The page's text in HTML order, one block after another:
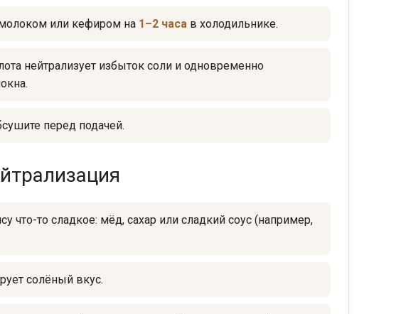
или кефиром на 1–2 часа в холодильнике.
нейтрализует избыток соли и одновременно
перед подачей.
что-то сладкое: мёд, сахар или сладкий соус (например,
солёный вкус.